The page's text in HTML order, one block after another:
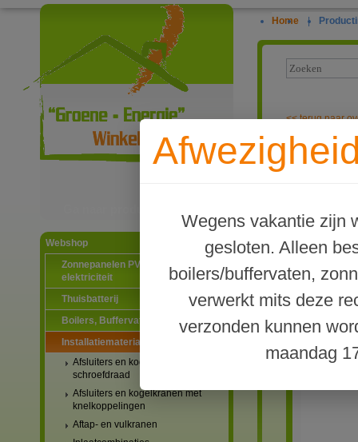
Webshop
Zonnepanelen PV-systemen
elektriciteit
Thuisbatterij
Boilers, Buffervaten en toebehoren
Installatiematerialen
Afsluiters en kogelkranen met
schroefdraad
Afsluiters en kogelkranen met
knelkoppelingen
Aftap- en vulkranen
Home |
Wegens vakantie zijn
gesloten. Alleen
boilers/buffervaten,
verwerkt mits deze
verzonden kunnen
maandag
<<terug naar
Dubbele